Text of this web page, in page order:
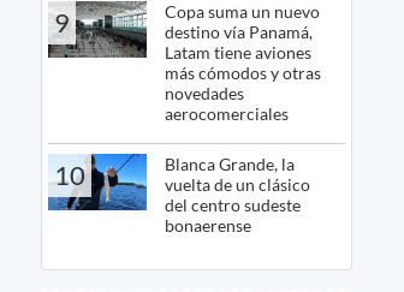
9
Copa suma un nuevo
destino vía Panamá,
Latam tiene aviones
más cómodos y otras
novedades
aerocomerciales
10
Blanca Grande, la
vuelta de un clásico
del centro sudeste
bonaerense